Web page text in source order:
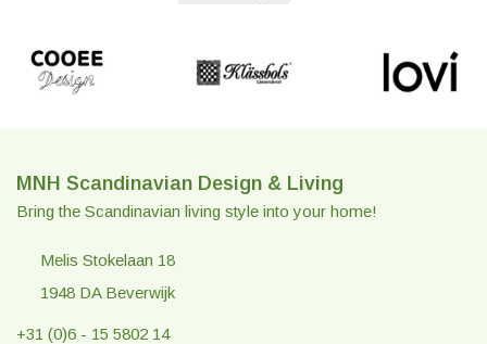
MNH Scandinavian Design & Living
Bring the Scandinavian living style into your home!
Melis Stokelaan 18
1948 DA Beverwijk
+31 (0)6 - 15 5802 14